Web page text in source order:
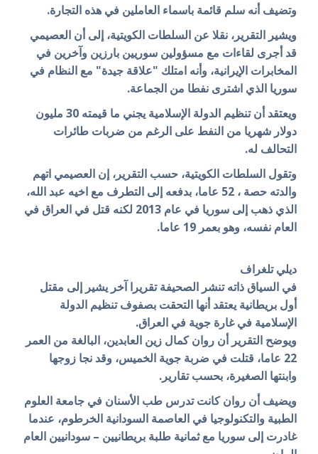
وتضيف أنه سلم قائمة باسماء العاملين في هذه التجارة.
ويشير التقرير، نقلا عن السلطات الكويتية، إلى أن العصيمي
قد أجرى لقاءات مع مسؤولين سوريين بارزين وآخرين في
المخابرات الإيرانية، وأنه امتلك "علاقة جيدة" مع النظام في
سوريا الذي اشترى نفطا من الجماعة.
ويعتقد أن تنظيم الدولة الإسلامية يجني ما قيمته 30 مليون
دولار شهريا من النفط على الرغم من ضربات طائرات
التحالف له.
وتقول السلطات الكويتية، حسب التقرير، إن العصيمي اتهم
والدته حصة ، 52 عاما، بدفعه إلى التطرف مع اخيه عبد الله،
الذي ذهب إلى سوريا في عام 2013 لكنه قتل في العراق في
العام نفسه، وهو بعمر 19 عاما.
ديلي تلغراف
في السياق ذاته تنشر الصحيفة تقريرا آخر يشير إلى مقتل
أول بريطانية يعتقد أنها التحقت بصفوف تنظيم الدولة
الإسلامية في غارة جوية في العراق.
ويوضح التقرير أن روان كمال زين العابدين، البالغة من العمر
22 عاما، قتلت في ضربة جوية الخميس، وقد نجا زوجها
وابنتها الصغيرة، بحسب تقارير.
ويضيف أن روان كانت تدرس طب الأسنان في جامعة العلوم
الطبية والتكنولوجيا في العاصمة السودانية الخرطوم، عندما
غادرت إلى سوريا مع ثمانية طلبة بريطانيين – سودانيين العام